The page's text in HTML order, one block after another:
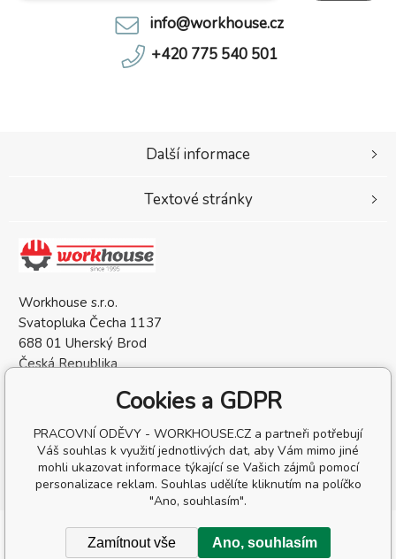
info@workhouse.cz
+420 775 540 501
Workhouse s.r.o.
Svatopluka Čecha 1137
688 01 Uherský Brod
Česká Republika
DIČ: CZ05568137
Další informace
Textové stránky
Copyright © 2026 Workhouse s.r.o.
Cookies a GDPR
PRACOVNÍ ODĚVY - WORKHOUSE.CZ a partneři potřebují
Váš souhlas k využití jednotlivých dat, aby Vám mimo jiné
mohli ukazovat informace týkající se Vašich zájmů pomocí
personalizace reklam. Souhlas udělíte kliknutím na políčko
"Ano, souhlasím".
Zamítnout vše Ano, souhlasím